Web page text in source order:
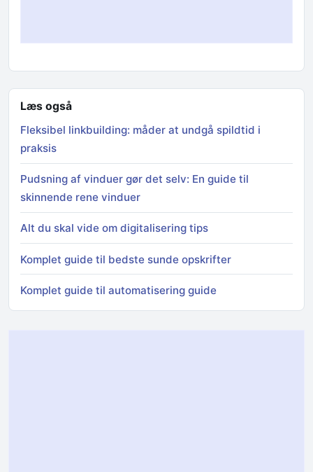
Læs også
Fleksibel linkbuilding: måder at undgå spildtid i
praksis
Pudsning af vinduer gør det selv: En guide til
skinnende rene vinduer
Alt du skal vide om digitalisering tips
Komplet guide til bedste sunde opskrifter
Komplet guide til automatisering guide